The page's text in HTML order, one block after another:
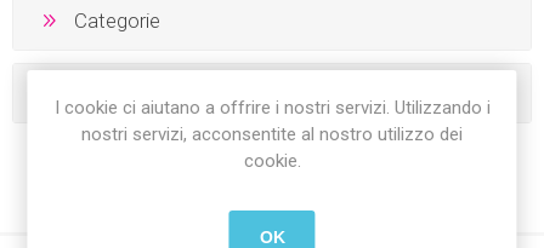
Categorie
I cookie ci aiutano a offrire i nostri servizi. Utilizzando i
nostri servizi, acconsentite al nostro utilizzo dei
cookie.
OK